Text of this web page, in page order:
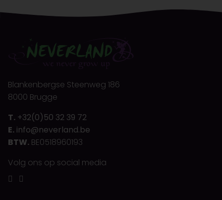
Blankenbergse Steenweg 186
8000 Brugge
T. +32(0)50 32 39 72
E. info@neverland.be
BTW. BE0518960193
Volg ons op social media